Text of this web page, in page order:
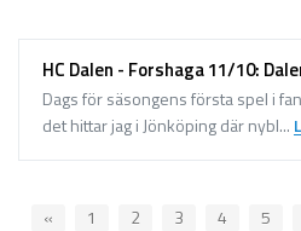
HC Dalen - Forshaga 11/10:
Dags för säsongens första spel i
det hittar jag i Jönköping där nybl...
« 1 2 3 4 5